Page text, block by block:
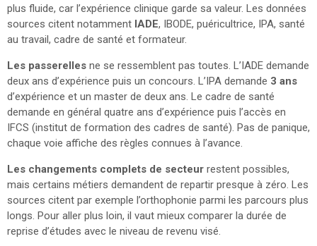
plus fluide, car l’expérience clinique garde sa valeur. Les données
sources citent notamment IADE, IBODE, puéricultrice, IPA, santé
au travail, cadre de santé et formateur.
Les passerelles ne se ressemblent pas toutes. L’IADE demande
deux ans d’expérience puis un concours. L’IPA demande 3 ans
d’expérience et un master de deux ans. Le cadre de santé
demande en général quatre ans d’expérience puis l’accès en
IFCS (institut de formation des cadres de santé). Pas de panique,
chaque voie affiche des règles connues à l’avance.
Les changements complets de secteur restent possibles,
mais certains métiers demandent de repartir presque à zéro. Les
sources citent par exemple l’orthophonie parmi les parcours plus
longs. Pour aller plus loin, il vaut mieux comparer la durée de
reprise d’études avec le niveau de revenu visé.